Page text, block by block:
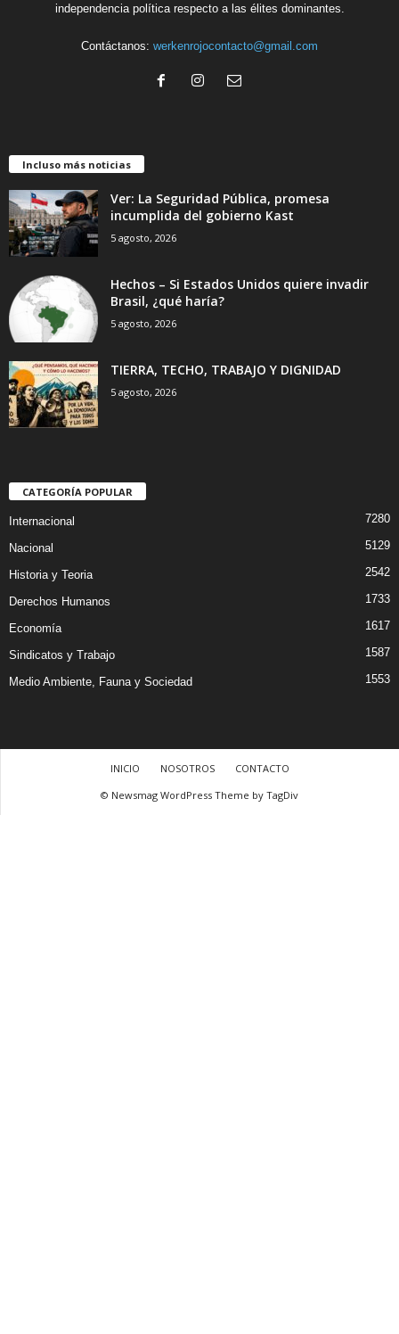
independencia política respecto a las élites dominantes.
Contáctanos: werkenrojocontacto@gmail.com
Incluso más noticias
Ver: La Seguridad Pública, promesa
incumplida del gobierno Kast
5 agosto, 2026
Hechos – Si Estados Unidos quiere invadir
Brasil, ¿qué haría?
5 agosto, 2026
TIERRA, TECHO, TRABAJO Y DIGNIDAD
5 agosto, 2026
CATEGORÍA POPULAR
Internacional 7280
Nacional 5129
Historia y Teoria 2542
Derechos Humanos 1733
Economía 1617
Sindicatos y Trabajo 1587
Medio Ambiente, Fauna y Sociedad 1553
INICIO NOSOTROS
CONTACTO
© Newsmag WordPress Theme by TagDiv